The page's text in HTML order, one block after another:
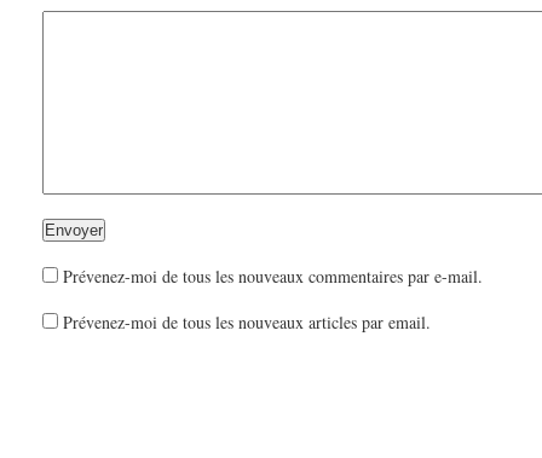
Prévenez-moi de tous les nouveaux commentaires par e-mail.
Prévenez-moi de tous les nouveaux articles par email.